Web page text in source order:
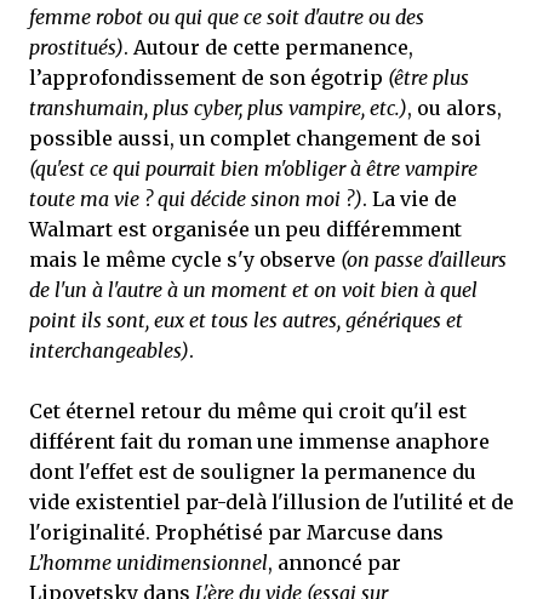
femme robot ou qui que ce soit d'autre ou des
prostitués). Autour de cette permanence,
l’approfondissement de son égotrip (être plus
transhumain, plus cyber, plus vampire, etc.), ou alors,
possible aussi, un complet changement de soi
(qu'est ce qui pourrait bien m'obliger à être vampire
toute ma vie ? qui décide sinon moi ?). La vie de
Walmart est organisée un peu différemment
mais le même cycle s'y observe (on passe d'ailleurs
de l'un à l'autre à un moment et on voit bien à quel
point ils sont, eux et tous les autres, génériques et
interchangeables).
Cet éternel retour du même qui croit qu'il est
différent fait du roman une immense anaphore
dont l'effet est de souligner la permanence du
vide existentiel par-delà l'illusion de l'utilité et de
l'originalité. Prophétisé par Marcuse dans
L’homme unidimensionnel, annoncé par
Lipovetsky dans L'ère du vide (essai sur